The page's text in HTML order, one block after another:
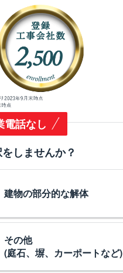
電話なし
しませんか？
建物の部分的な解体
その他
(庭石、塀、カーポートなど)